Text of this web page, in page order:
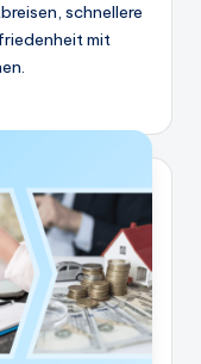
schnellere
mit